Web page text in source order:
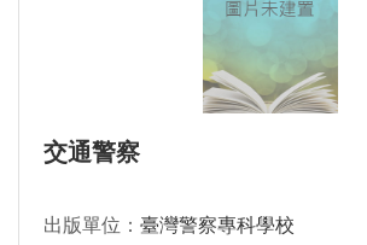
交通警察
出版單位： 臺灣警察專科學校